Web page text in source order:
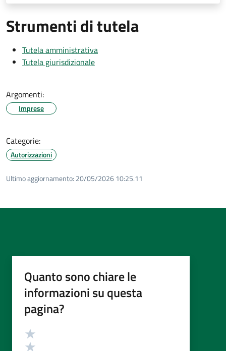
Strumenti di tutela
Tutela amministrativa
Tutela giurisdizionale
Argomenti:
Imprese
Categorie:
Autorizzazioni
Ultimo aggiornamento: 20/05/2026 10:25.11
Quanto sono chiare le
informazioni su questa
pagina?
Valutazione